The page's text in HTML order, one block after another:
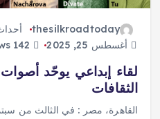
thesilkroadtoday
أغسطس 25, 2025
لقاء إبداعي يوحّد
الثقافات